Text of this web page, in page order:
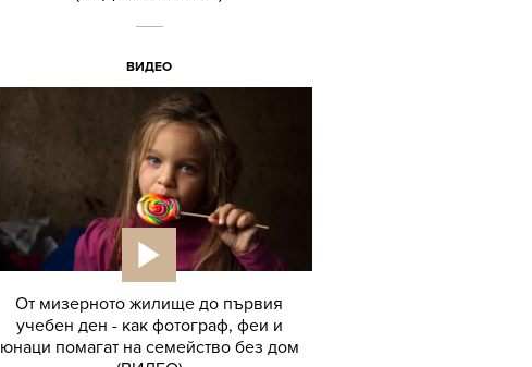
ВИДЕО
От мизерното жилище до първия
учебен ден - как фотограф, феи и
юнаци помагат на семейство без дом